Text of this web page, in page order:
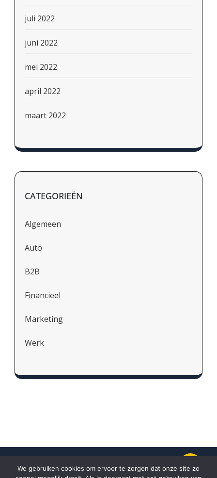
juli 2022
juni 2022
mei 2022
april 2022
maart 2022
CATEGORIEËN
Algemeen
Auto
B2B
Financieel
Marketing
Werk
We gebruiken cookies om ervoor te zorgen dat onze site zo